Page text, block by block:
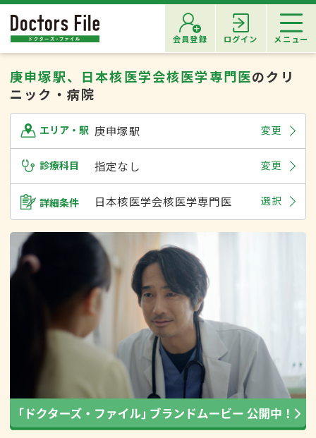
会員登録 ログイン メニュー
庚申塚駅、日本核医学会核医学専門医のクリ
ニック・病院
エリア・駅 庚申塚駅 変更
診療科目 指定なし 変更
詳細条件 日本核医学会核医学専門医 選択